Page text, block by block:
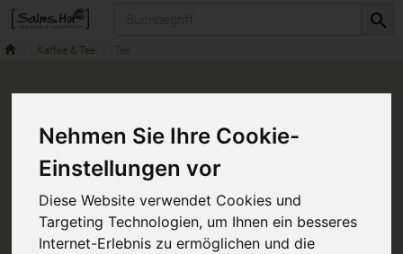
Nehmen Sie Ihre Cookie-
Einstellungen vor
Diese Website verwendet Cookies und
Targeting Technologien, um Ihnen ein besseres
Internet-Erlebnis zu ermöglichen und die
Kaffee & Tee